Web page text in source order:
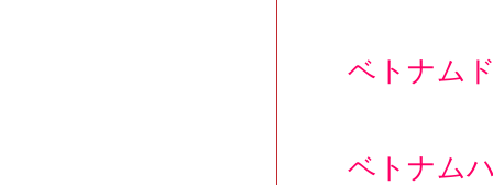
ベトナム
ベトナム